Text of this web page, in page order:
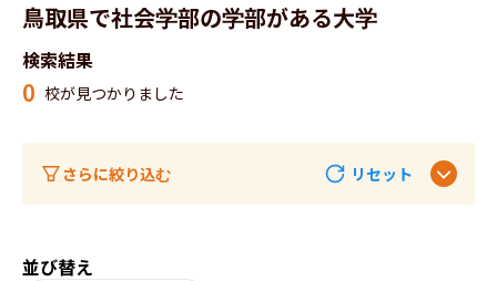
鳥取県で社会学部の学部がある大学
検索結果
0 校が見つかりました
さらに絞り込む リセット
並び替え